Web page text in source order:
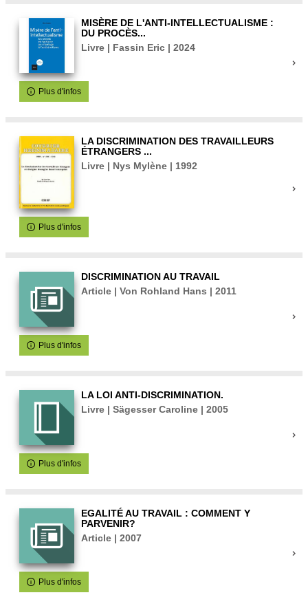
MISÈRE DE L'ANTI-INTELLECTUALISME :
DU PROCÈS...
Livre | Fassin Eric | 2024
Plus d'infos
LA DISCRIMINATION DES TRAVAILLEURS
ÉTRANGERS ...
Livre | Nys Mylène | 1992
Plus d'infos
DISCRIMINATION AU TRAVAIL
Article | Von Rohland Hans | 2011
Plus d'infos
LA LOI ANTI-DISCRIMINATION.
Livre | Sägesser Caroline | 2005
Plus d'infos
EGALITÉ AU TRAVAIL : COMMENT Y
PARVENIR?
Article | 2007
Plus d'infos